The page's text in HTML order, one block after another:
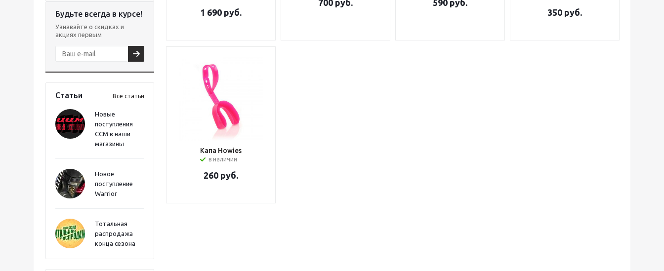
Будьте всегда в курсе!
Узнавайте о скидках и
акциях первым
Статьи Все статьи
Новые
поступления
CCM в наши
магазины
Новое
поступление
Warrior
Тотальная
распродажа
конца сезона
1 690 руб.
700 руб. 590 руб.
350 руб.
Капа Howies
в наличии
260 руб.